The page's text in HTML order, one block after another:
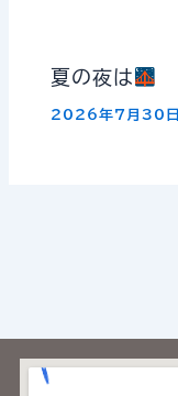
夏の夜は
2026年7月30日